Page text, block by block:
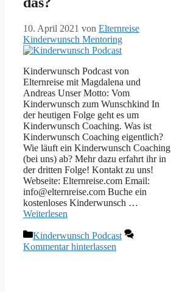
10. April 2021 von Elternreise
Kinderwunsch Mentoring
Kinderwunsch Podcast von
Elternreise mit Magdalena und
Andreas Unser Motto: Vom
Kinderwunsch zum Wunschkind In
der heutigen Folge geht es um
Kinderwunsch Coaching. Was ist
Kinderwunsch Coaching eigentlich?
Wie läuft ein Kinderwunsch Coaching
(bei uns) ab? Mehr dazu erfahrt ihr in
der dritten Folge! Kontakt zu uns!
Webseite: Elternreise.com Email:
info@elternreise.com Buche ein
kostenloses Kinderwunsch …
Weiterlesen
Kategorien
Kinderwunsch Podcast
Kommentar hinterlassen